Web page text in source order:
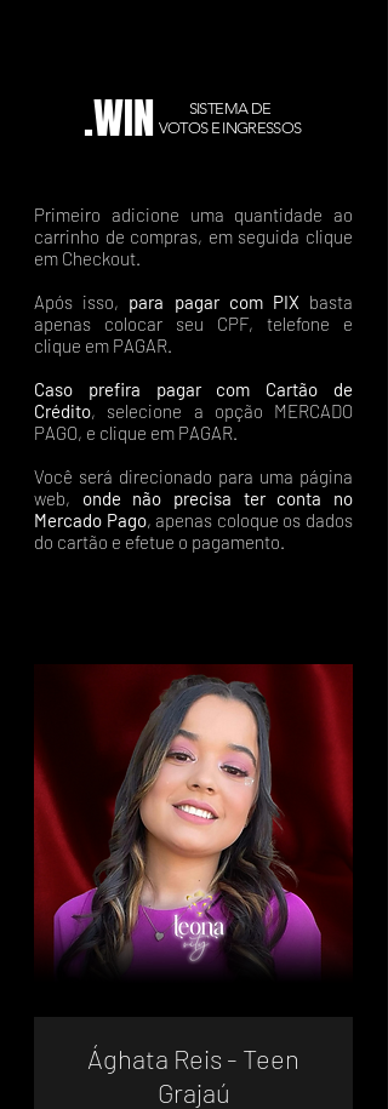
.WIN
SISTEMA DE
VOTOS E INGRESSOS
Primeiro adicione uma quantidade ao
carrinho de compras, em seguida clique
em Checkout.
Após isso, para pagar com PIX basta
apenas colocar seu CPF, telefone e
clique em PAGAR.
Caso prefira pagar com Cartão de
Crédito, selecione a opção MERCADO
PAGO, e clique em PAGAR.
Você será direcionado para uma página
web, onde não precisa ter conta no
Mercado Pago, apenas coloque os dados
do cartão e efetue o pagamento.
Ághata Reis - Teen
Grajaú